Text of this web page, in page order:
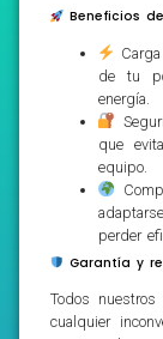
Beneficios
de tu
energía.
que
equipo.
perder
Garantía y
Todos
cualquier